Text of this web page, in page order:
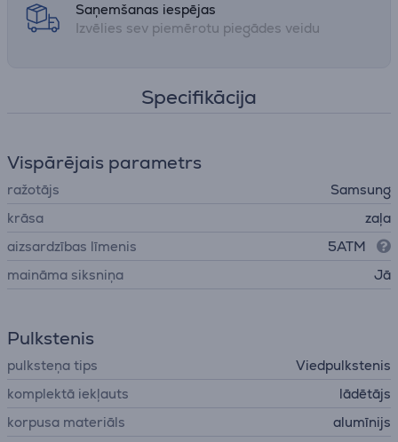
Saņemšanas iespējas
Izvēlies sev piemērotu piegādes veidu
Specifikācija
Vispārējais parametrs
ražotājs
Samsung
krāsa
zaļa
aizsardzības līmenis
5ATM
maināma siksniņa
Jā
Pulkstenis
pulksteņa tips
Viedpulkstenis
komplektā iekļauts
lādētājs
korpusa materiāls
alumīnijs